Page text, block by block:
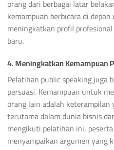
orang dari berbagai latar
kemampuan berbicara di
meningkatkan profil
baru.
4. Meningkatkan Kemampuan
Pelatihan public speaking juga
persuasi. Kemampuan untuk
orang lain adalah keterampilan
terutama dalam dunia bisnis
mengikuti pelatihan ini,
menyampaikan argumen yang